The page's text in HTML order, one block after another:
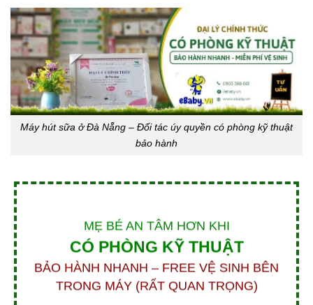
Máy hút sữa ở Đà Nẵng – Đối tác úy quyền có phòng kỹ thuật
bảo hành
MẸ BÉ AN TÂM HƠN KHI
CÓ PHÒNG KỸ THUẬT
BẢO HÀNH NHANH – FREE VỆ SINH BÊN
TRONG MÁY (RẤT QUAN TRỌNG)